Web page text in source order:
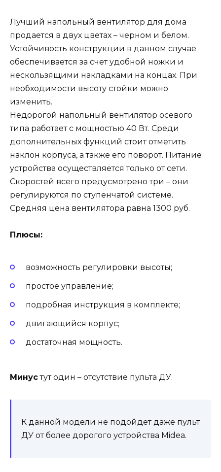
Лучший напольный вентилятор для дома
продается в двух цветах – черном и белом.
Устойчивость конструкции в данном случае
обеспечивается за счет удобной ножки и
нескользящими накладками на концах. При
необходимости высоту стойки можно
изменить.
Недорогой напольный вентилятор осевого
типа работает с мощностью 40 Вт. Среди
дополнительных функций стоит отметить
наклон корпуса, а также его поворот. Питание
устройства осуществляется только от сети.
Скоростей всего предусмотрено три – они
регулируются по ступенчатой системе.
Средняя цена вентилятора равна 1300 руб.
Плюсы:
возможность регулировки высоты;
простое управление;
подробная инструкция в комплекте;
двигающийся корпус;
достаточная мощность.
Минустут один – отсутствие пульта ДУ.
К данной модели не подойдет даже пульт
ДУ от более дорогого устройства Midea.